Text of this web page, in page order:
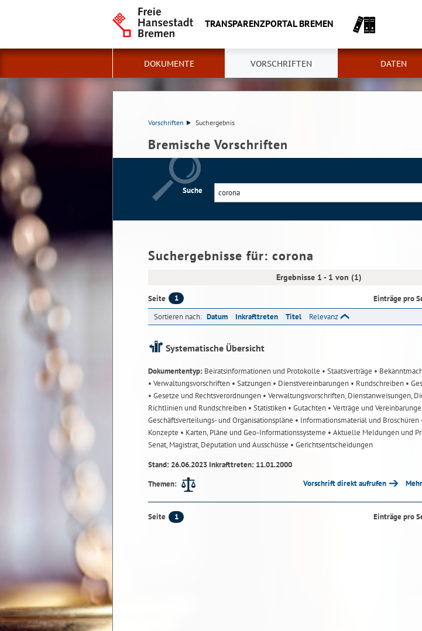
TRANSPARENZPORTAL BREMEN
DOKUMENTE VORSCHRIFTEN DATEN
Vorschriften Suchergebnis
Bremische Vorschriften
Suche
Suchergebnisse für: corona
Ergebnisse 1 - 1 von (1)
Seite 1 Einträge pro
Sortieren nach: Datum Inkrafttreten Titel Relevanz
Systematische Übersicht
Dokumententyp: Beiratsinformationen und Protokolle • Staatsverträge •
• Verwaltungsvorschriften • Satzungen • Dienstvereinbarungen • Rundschreiben •
• Gesetze und Rechtsverordnungen • Verwaltungsvorschriften, Dienstanweisungen,
Richtlinien und Rundschreiben • Statistiken • Gutachten • Verträge und
Geschäftsverteilungs- und Organisationspläne • Informationsmaterial und Broschüren
Konzepte • Karten, Pläne und Geo-Informationssysteme • Aktuelle Meldungen und
Senat, Magistrat, Deputation und Ausschüsse • Gerichtsentscheidungen
Stand: 26.06.2023 Inkrafttreten: 11.01.2000
Themen:
Vorschrift direkt aufrufen
Seite 1 Einträge pro